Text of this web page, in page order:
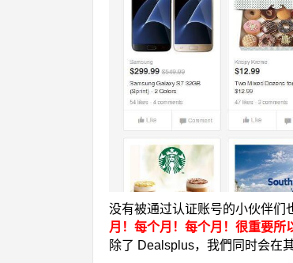
没有被通过认证账号的小伙伴们
月！每个月！每个月！很重要所
除了 Dealsplus，我們同时会在